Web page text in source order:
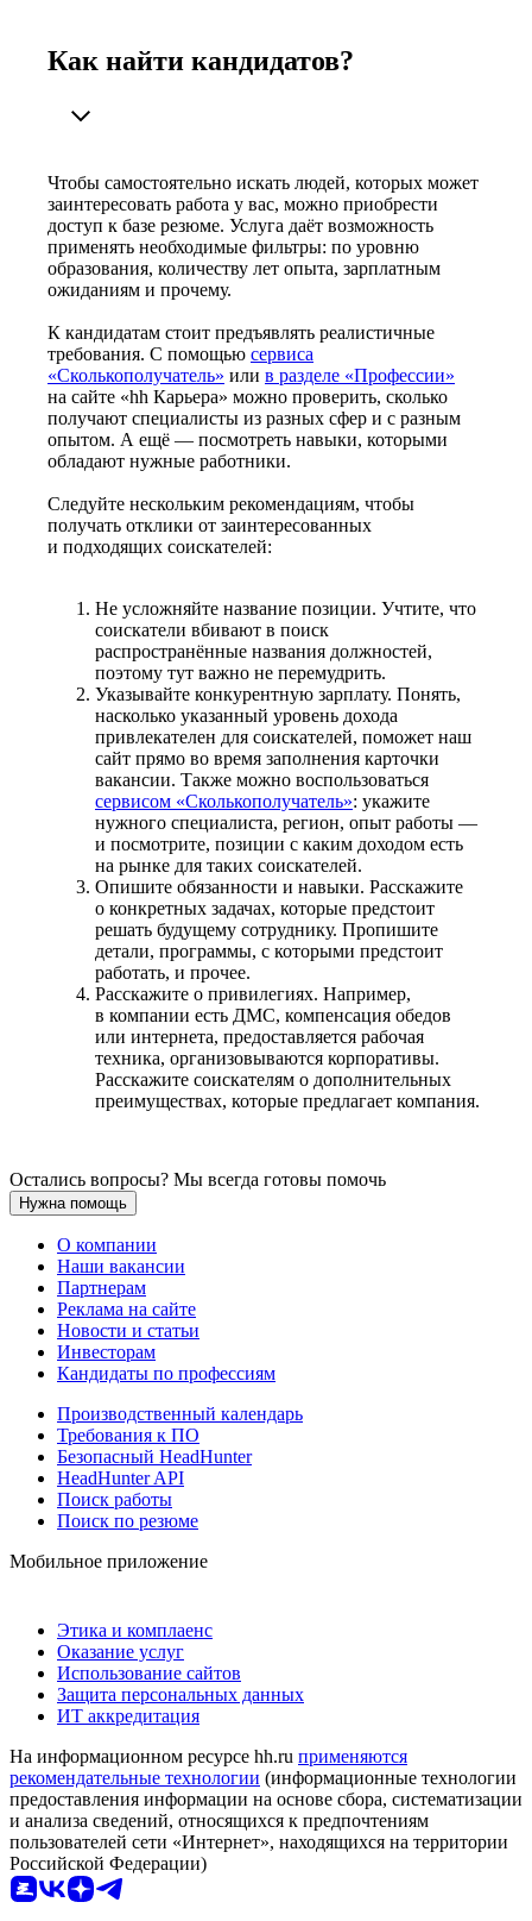
Как найти кандидатов?
Чтобы самостоятельно искать людей, которых может
заинтересовать работа у вас, можно приобрести
доступ к базе резюме. Услуга даёт возможность
применять необходимые фильтры: по уровню
образования, количеству лет опыта, зарплатным
ожиданиям и прочему.
К кандидатам стоит предъявлять реалистичные
требования. С помощью сервиса
«Сколькополучатель» или в разделе «Профессии»
на сайте «hh Карьера» можно проверить, сколько
получают специалисты из разных сфер и с разным
опытом. А ещё — посмотреть навыки, которыми
обладают нужные работники.
Следуйте нескольким рекомендациям, чтобы
получать отклики от заинтересованных
и подходящих соискателей:
Не усложняйте название позиции. Учтите, что
соискатели вбивают в поиск
распространённые названия должностей,
поэтому тут важно не перемудрить.
Указывайте конкурентную зарплату. Понять,
насколько указанный уровень дохода
привлекателен для соискателей, поможет наш
сайт прямо во время заполнения карточки
вакансии. Также можно воспользоваться
сервисом «Сколькополучатель»: укажите
нужного специалиста, регион, опыт работы —
и посмотрите, позиции с каким доходом есть
на рынке для таких соискателей.
Опишите обязанности и навыки. Расскажите
о конкретных задачах, которые предстоит
решать будущему сотруднику. Пропишите
детали, программы, с которыми предстоит
работать, и прочее.
Расскажите о привилегиях. Например,
в компании есть ДМС, компенсация обедов
или интернета, предоставляется рабочая
техника, организовываются корпоративы.
Расскажите соискателям о дополнительных
преимуществах, которые предлагает компания.
Остались вопросы? Мы всегда готовы помочь
Нужна помощь
О компании
Наши вакансии
Партнерам
Реклама на сайте
Новости и статьи
Инвесторам
Кандидаты по профессиям
Производственный календарь
Требования к ПО
Безопасный HeadHunter
HeadHunter API
Поиск работы
Поиск по резюме
Мобильное приложение
Этика и комплаенс
Оказание услуг
Использование сайтов
Защита персональных данных
ИТ аккредитация
На информационном ресурсе hh.ru применяются
рекомендательные технологии (информационные технологии
предоставления информации на основе сбора, систематизации
и анализа сведений, относящихся к предпочтениям
пользователей сети «Интернет», находящихся на территории
Российской Федерации)